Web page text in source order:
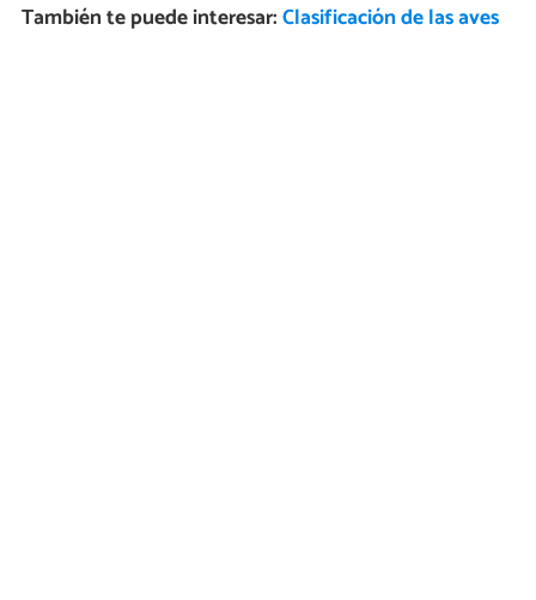
También te puede interesar:Clasificación de las aves